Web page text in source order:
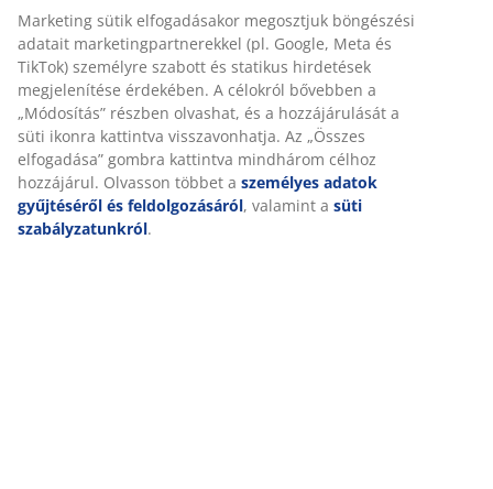
SKU: 6425018
Részletes Adatok
Értékelések
(0)
Marketing sütik elfogadásakor megosztjuk böngészési
adatait marketingpartnerekkel (pl. Google, Meta és
TikTok) személyre szabott és statikus hirdetések
megjelenítése érdekében. A célokról bővebben a
„Módosítás” részben olvashat, és a hozzájárulását a
süti ikonra kattintva visszavonhatja. Az „Összes
elfogadása” gombra kattintva mindhárom célhoz
hozzájárul. Olvasson többet a személyes adatok
gyűjtéséről és feldolgozásáról, valamint a süti
szabályzatunkról.